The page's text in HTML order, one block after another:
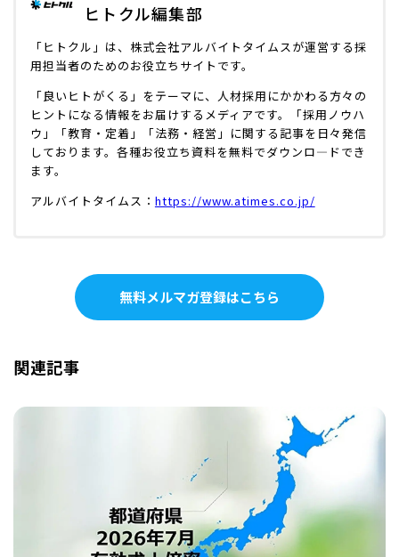
ヒトクル編集部
「ヒトクル」は、株式会社アルバイトタイムスが運営する採
用担当者のためのお役立ちサイトです。
「良いヒトがくる」をテーマに、人材採用にかかわる方々の
ヒントになる情報をお届けするメディアです。「採用ノウハ
ウ」「教育・定着」「法務・経営」に関する記事を日々発信
しております。各種お役立ち資料を無料でダウンロ―ドでき
ます。
アルバイトタイムス： https://www.atimes.co.jp/
無料メルマガ登録はこちら
関連記事